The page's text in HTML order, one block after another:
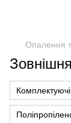
Опалення